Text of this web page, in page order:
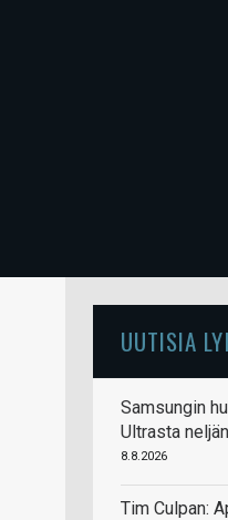
UUTISIA
Samsungin
Ultrasta
8.8.2026
Tim Culpan: